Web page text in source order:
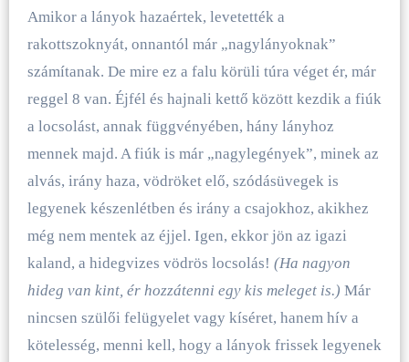
Amikor a lányok hazaértek, levetették a
rakottszoknyát, onnantól már „nagylányoknak”
számítanak. De mire ez a falu körüli túra véget ér, már
reggel 8 van. Éjfél és hajnali kettő között kezdik a fiúk
a locsolást, annak függvényében, hány lányhoz
mennek majd. A fiúk is már „nagylegények”, minek az
alvás, irány haza, vödröket elő, szódásüvegek is
legyenek készenlétben és irány a csajokhoz, akikhez
még nem mentek az éjjel. Igen, ekkor jön az igazi
kaland, a hidegvizes vödrös locsolás! (Ha nagyon
hideg van kint, ér hozzátenni egy kis meleget is.) Már
nincsen szülői felügyelet vagy kíséret, hanem hív a
kötelesség, menni kell, hogy a lányok frissek legyenek